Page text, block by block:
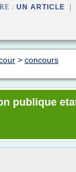
: UN ARTICLE
> concours
publique